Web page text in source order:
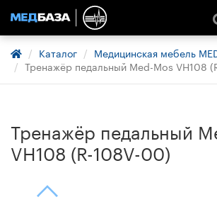
Каталог
Медицинская мебель
Тренажёр педальный Med-Mos VH108
Тренажёр педальный
VH108 (R-108V-00)